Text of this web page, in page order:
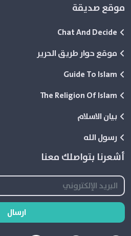
موقع صديقة
Chat And Decide
موقع حوار طريق الحرير
Guide To Islam
The Religion Of Islam
بيان الاسلام
رسول الله
أشعرنا بتواصلك معنا
ارسال